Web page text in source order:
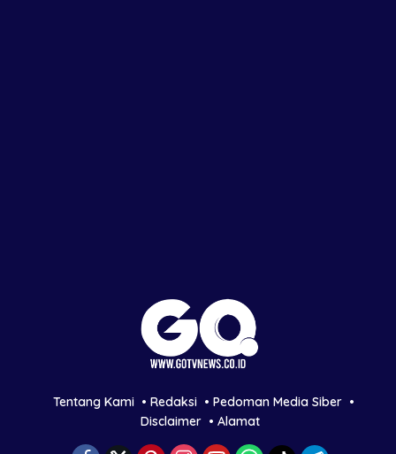
Tentang Kami Redaksi
Pedoman Media Siber
Disclaimer
Alamat